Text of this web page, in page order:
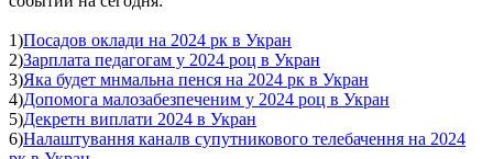
1)Посадов оклади на 2024 рк в Укран
2)Зарплата педагогам у 2024 роц в Укран
3)Яка будет мнмальна пенся на 2024 рк в Укран
4)Допомога малозабезпеченим у 2024 роц в Укран
5)Декретн виплати 2024 в Укран
6)Налаштування каналв супутникового телебачення на 2024